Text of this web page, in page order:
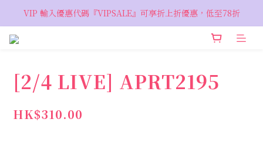
VIP 輸入優惠代碼『VIPSALE』可享折上折優惠，低至78折
VIP 輸入優惠代碼『VIPSALE』可享折上折優惠，低至78折
歡迎預約親臨荔枝角 Showroom，週五六開放
[2/4 LIVE] APRT2195
HK$310.00